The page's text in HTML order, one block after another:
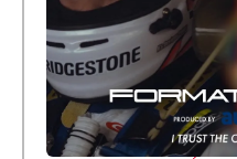
倒す相手を、信じて
【FORMATION LAP
2026